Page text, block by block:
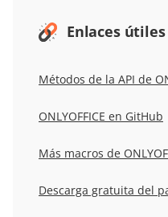
Enlaces útiles
Métodos de la API de
ONLYOFFICE en GitHub
Más macros de
Descarga gratuita del